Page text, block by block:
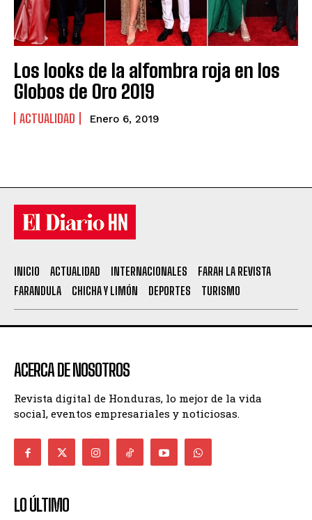
Los looks de la alfombra roja en los
Globos de Oro 2019
ACTUALIDAD Enero 6, 2019
INICIO ACTUALIDAD INTERNACIONALES
FARAH LA REVISTA
FARANDULA
CHICHA Y LIMÓN DEPORTES TURISMO
ACERCA DE NOSOTROS
Revista digital de Honduras, lo mejor de la vida
social, eventos empresariales y noticiosas.
LO ÚLTIMO